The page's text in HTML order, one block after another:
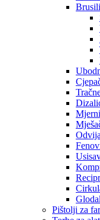
Pištolji za